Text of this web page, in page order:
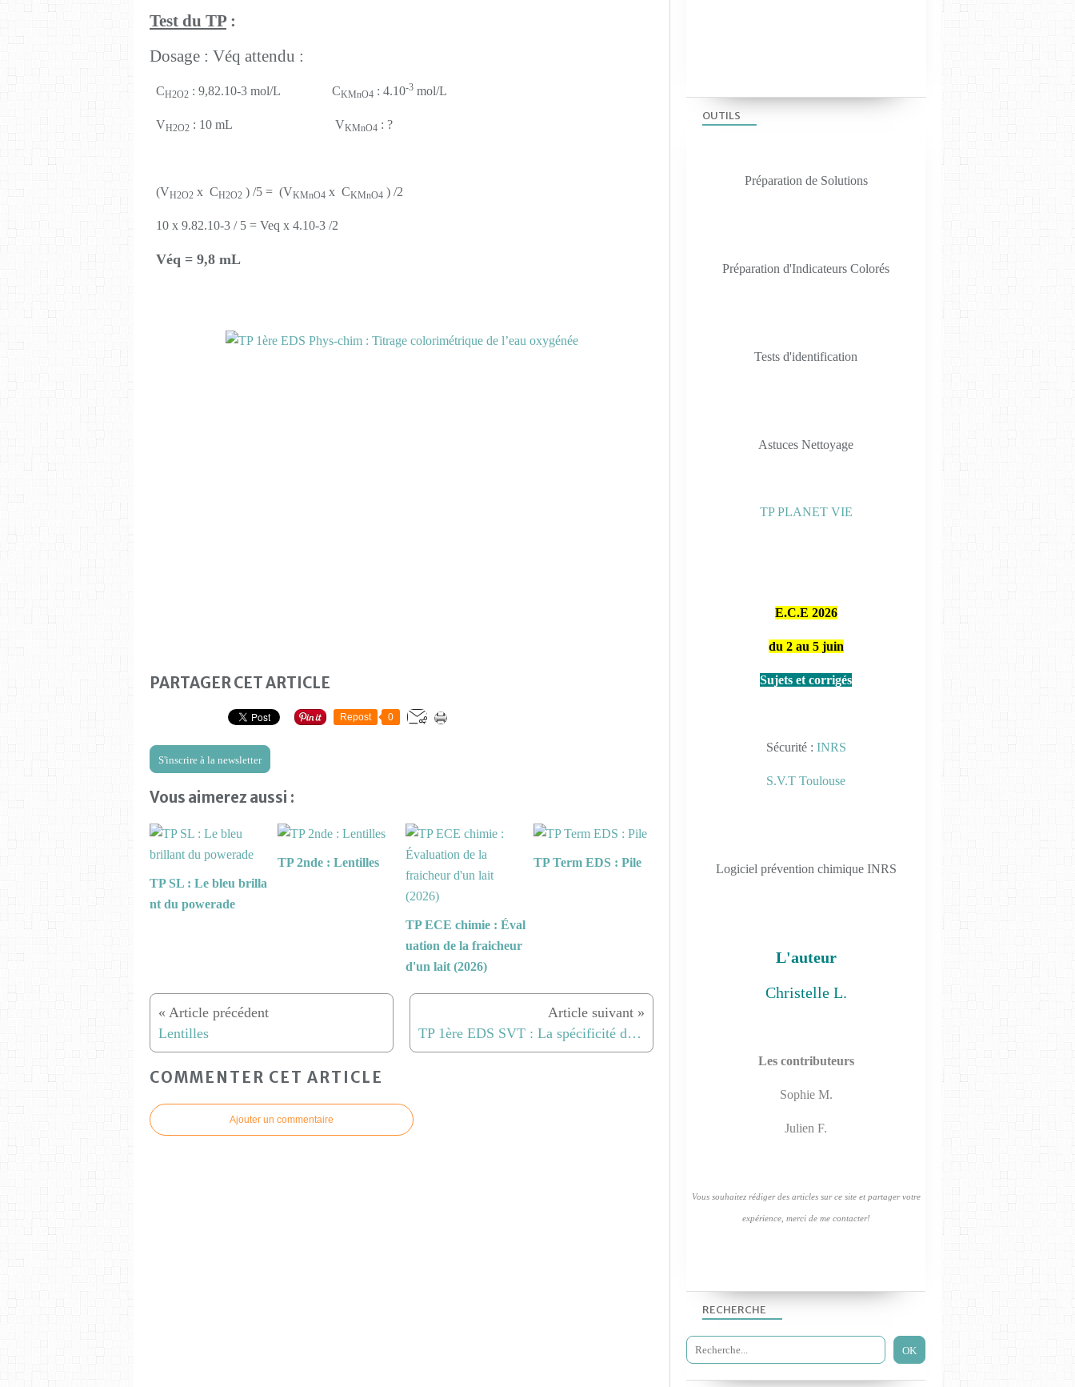
Test du TP:
Dosage : Véq attendu :
CH2O2 : 9,82.10-3 mol/L CKMnO4 : 4.10-3 mol/L
VH2O2 : 10 mL VKMnO4 : ?
(VH2O2 x CH2O2 ) /5 = (VKMnO4 x CKMnO4 ) /2
10 x 9.82.10-3 / 5 = Veq x 4.10-3 /2
Véq = 9,8 mL
PARTAGER CET ARTICLE
Repost 0
S'inscrire à la newsletter
Vous aimerez aussi :
TP SL : Le bleu brilla
nt du powerade
TP 2nde : Lentilles
TP ECE chimie : Éval
uation de la fraicheur
d'un lait (2026)
TP Term EDS : Pile
Lentilles TP 1ère EDS SVT : La spécificité des enzymes digestives
COMMENTER CET ARTICLE
Ajouter un commentaire
RECHERCHE
OUTILS
Préparation de Solutions
Préparation d'Indicateurs Colorés
Tests d'identification
Astuces Nettoyage
TP PLANET VIE
E.C.E 2026
du 2 au 5 juin
Sujets et corrigés
Sécurité : INRS
S.V.T Toulouse
Logiciel prévention chimique INRS
L'auteur
Christelle L.
Les contributeurs
Sophie M.
Julien F.
Vous souhaitez rédiger des articles sur ce site et partager votre
expérience, merci de me contacter!